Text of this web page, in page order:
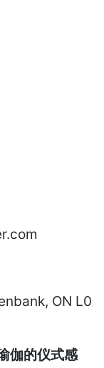
ON L0
伽的仪式感